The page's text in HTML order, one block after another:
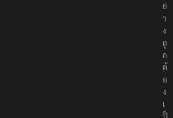
ย่
า
ง
ถู
ก
ต้
อ
ง
เ